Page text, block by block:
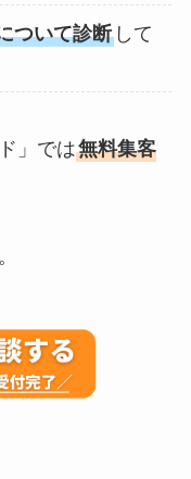
ついて診断 して
」では無料集客